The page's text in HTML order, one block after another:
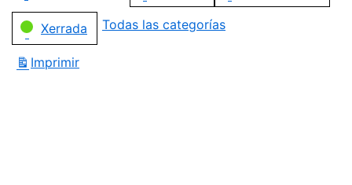
Xerrada Todas las categorías
Imprimir